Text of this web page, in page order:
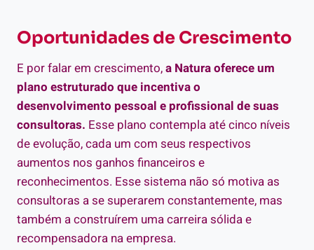
Oportunidades de Crescimento
E por falar em crescimento,a Natura oferece um
plano estruturado que incentiva o
desenvolvimento pessoal e profissional de suas
consultoras. Esse plano contempla até cinco níveis
de evolução, cada um com seus respectivos
aumentos nos ganhos financeiros e
reconhecimentos. Esse sistema não só motiva as
consultoras a se superarem constantemente, mas
também a construírem uma carreira sólida e
recompensadora na empresa.